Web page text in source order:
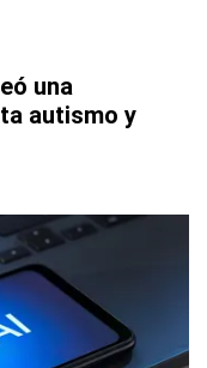
una
autismo y